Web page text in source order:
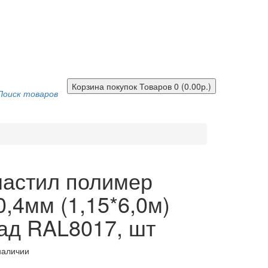
товаров
Корзина покупок Товаров 0 (0.00р.)
полимер
(1,15*6,0м)
RAL8017, шт